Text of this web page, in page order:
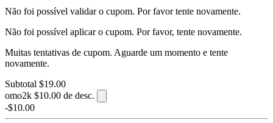
Não foi possível validar o cupom. Por favor tente novamente.
Não foi possível aplicar o cupom. Por favor, tente novamente.
Muitas tentativas de cupom. Aguarde um momento e tente
novamente.
Subtotal $19.00
omo2k $10.00 de desc.
-$10.00